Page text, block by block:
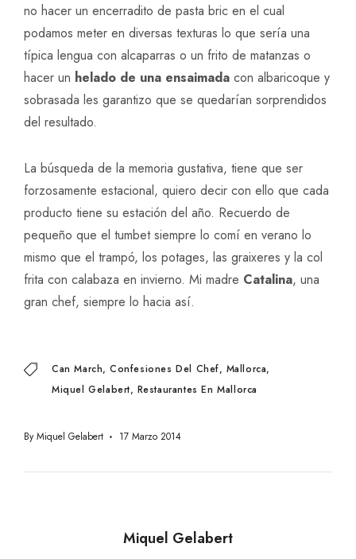
no hacer un encerradito de pasta bric en el cual
podamos meter en diversas texturas lo que sería una
típica lengua con alcaparras o un frito de matanzas o
hacer un helado de una ensaimada con albaricoque y
sobrasada les garantizo que se quedarían sorprendidos
del resultado.
La búsqueda de la memoria gustativa, tiene que ser
forzosamente estacional, quiero decir con ello que cada
producto tiene su estación del año. Recuerdo de
pequeño que el tumbet siempre lo comí en verano lo
mismo que el trampó, los potages, las graixeres y la col
frita con calabaza en invierno. Mi madre Catalina, una
gran chef, siempre lo hacia así.
Can March Confesiones Del Chef Mallorca
Miquel Gelabert Restaurantes En Mallorca
By Miquel Gelabert 17 Marzo 2014
Miquel Gelabert